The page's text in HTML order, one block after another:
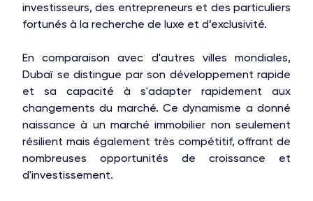
investisseurs, des entrepreneurs et des particuliers
fortunés à la recherche de luxe et d’exclusivité.
En comparaison avec d'autres villes mondiales,
Dubaï se distingue par son développement rapide
et sa capacité à s'adapter rapidement aux
changements du marché. Ce dynamisme a donné
naissance à un marché immobilier non seulement
résilient mais également très compétitif, offrant de
nombreuses opportunités de croissance et
d'investissement.